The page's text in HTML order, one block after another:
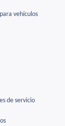
vehículos
de servicio